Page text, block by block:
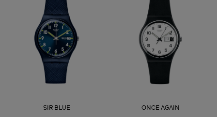
SIR BLUE ONCE AGAIN